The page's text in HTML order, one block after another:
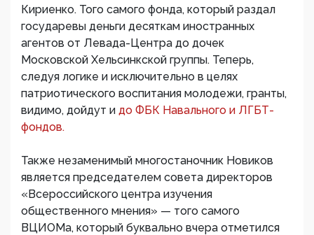
Кириенко. Того самого фонда, который раздал
государевы деньги десяткам иностранных
агентов от Левада-Центра до дочек
Московской Хельсинкской группы. Теперь,
следуя логике и исключительно в целях
патриотического воспитания молодежи, гранты,
видимо, дойдут и до ФБК Навального и ЛГБТ-
фондов.
Также незаменимый многостаночник Новиков
является председателем совета директоров
«Всероссийского центра изучения
общественного мнения» — того самого
ВЦИОМа, который буквально вчера отметился